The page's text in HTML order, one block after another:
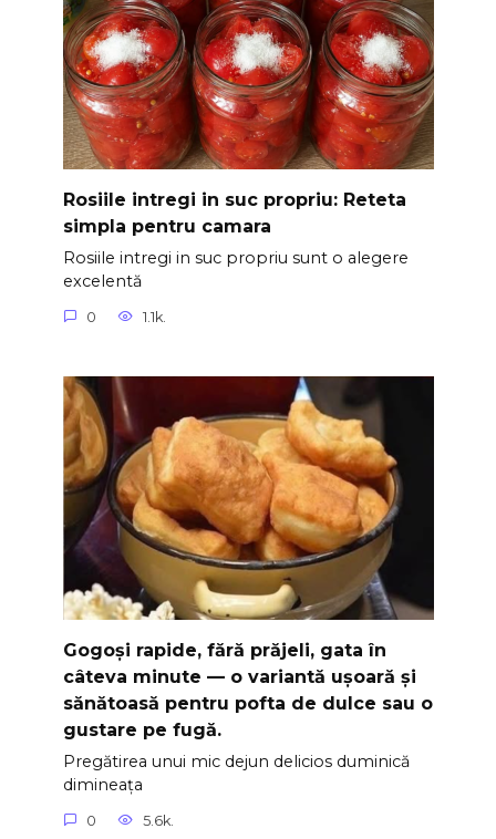
Rosiile intregi in suc propriu: Reteta
simpla pentru camara
Rosiile intregi in suc propriu sunt o alegere
excelentă
0 1.1k.
Gogoși rapide, fără prăjeli, gata în
câteva minute — o variantă ușoară și
sănătoasă pentru pofta de dulce sau o
gustare pe fugă.
Pregătirea unui mic dejun delicios duminică
dimineața
0 5.6k.